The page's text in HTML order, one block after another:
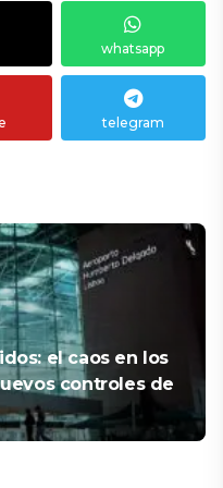
whatsapp
telegram
el caos en los
controles de